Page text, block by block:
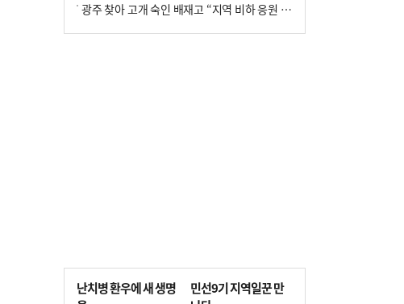
광주 찾아 고개 숙인 배재고 “지역 비하 응원 잘못”(종합)
난치병 환우에 새 생명
민선9기 지역일꾼 만